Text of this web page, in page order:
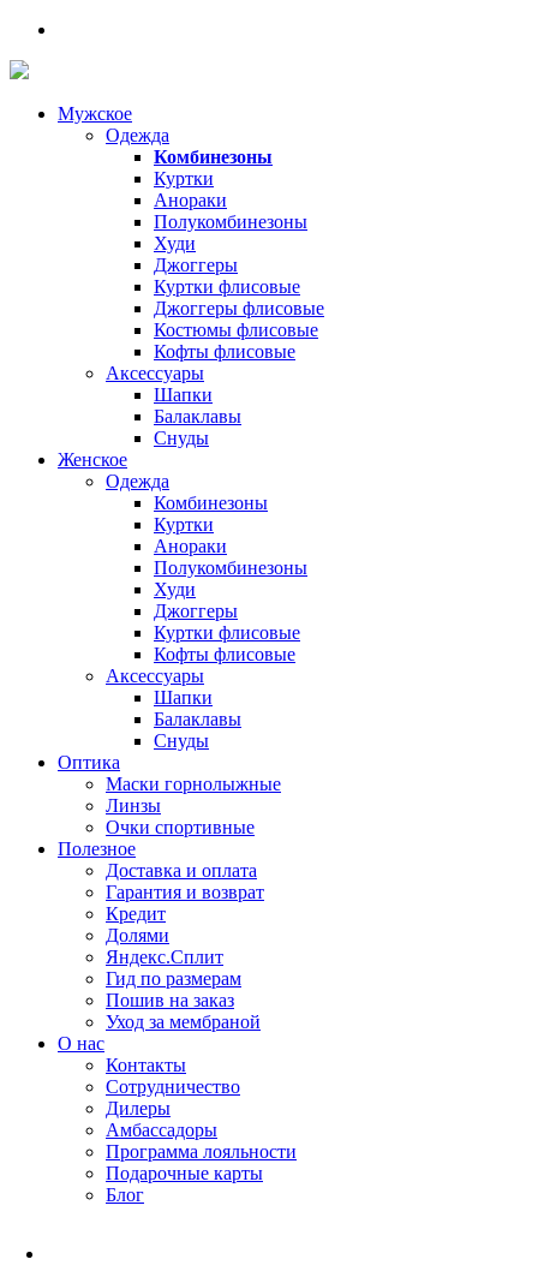
Мужское
Одежда
Комбинезоны
Куртки
Анораки
Полукомбинезоны
Худи
Джоггеры
Куртки флисовые
Джоггеры флисовые
Костюмы флисовые
Кофты флисовые
Аксессуары
Шапки
Балаклавы
Снуды
Женское
Одежда
Комбинезоны
Куртки
Анораки
Полукомбинезоны
Худи
Джоггеры
Куртки флисовые
Кофты флисовые
Аксессуары
Шапки
Балаклавы
Снуды
Оптика
Маски горнолыжные
Линзы
Очки спортивные
Полезное
Доставка и оплата
Гарантия и возврат
Кредит
Долями
Яндекс.Сплит
Гид по размерам
Пошив на заказ
Уход за мембраной
О нас
Контакты
Сотрудничество
Дилеры
Амбассадоры
Программа лояльности
Подарочные карты
Блог